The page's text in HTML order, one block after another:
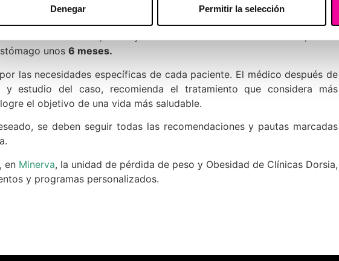
Denegar Permitir la selección
de peso, la diferencia está en que el balón ajustable puede
una vez se ha colocado en el estómago, no se modífcia tamaño.
del tratamiento, en el ajustable la
unos 6 meses.
las necesidades específicas de cada paciente. El médico después de
y estudio del caso, recomienda el tratamiento que considera más
el objetivo de una vida más saludable.
se deben seguir todas las recomendaciones y pautas marcadas
en Minerva, la unidad de pérdida de peso y Obesidad de Clínicas Dorsia,
y programas personalizados.